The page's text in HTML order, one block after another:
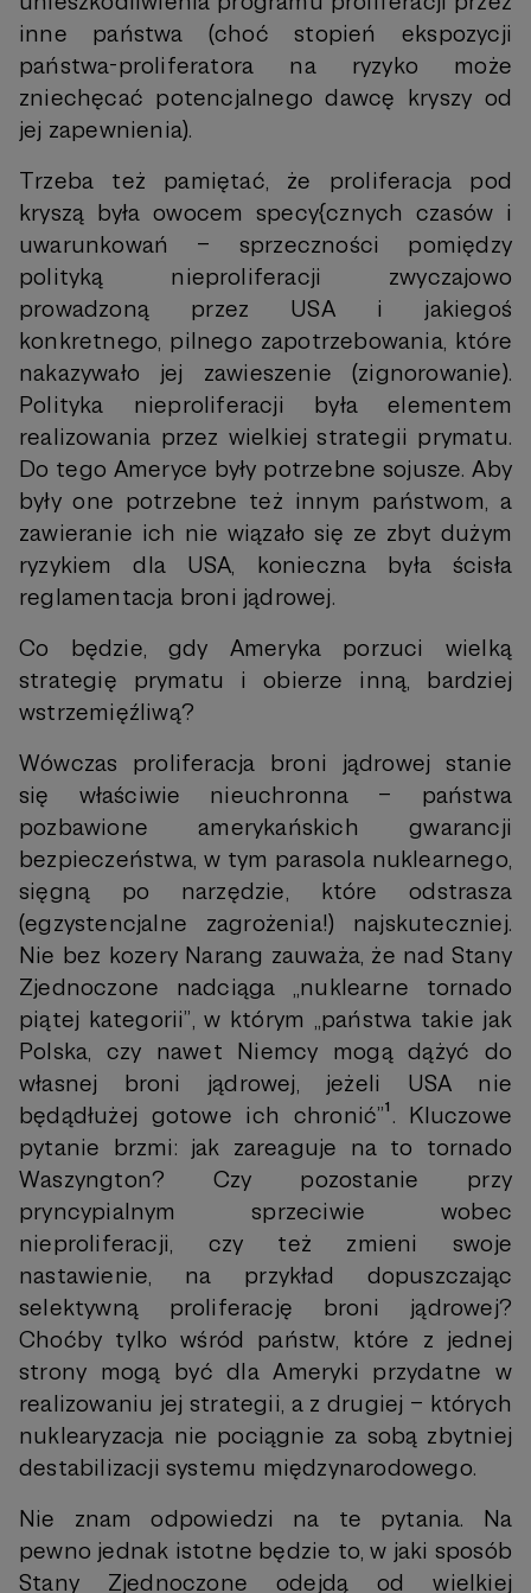
inne państwa (choć stopień ekspozycji
państwa-proliferatora na ryzyko może
zniechęcać potencjalnego dawcę kryszy od
jej zapewnienia).
Trzeba też pamiętać, że proliferacja pod
kryszą była owocem specy{cznych czasów i
uwarunkowań – sprzeczności pomiędzy
polityką nieproliferacji zwyczajowo
prowadzoną przez USA i jakiegoś
konkretnego, pilnego zapotrzebowania, które
nakazywało jej zawieszenie (zignorowanie).
Polityka nieproliferacji była elementem
realizowania przez wielkiej strategii prymatu.
Do tego Ameryce były potrzebne sojusze. Aby
były one potrzebne też innym państwom, a
zawieranie ich nie wiązało się ze zbyt dużym
ryzykiem dla USA, konieczna była ścisła
reglamentacja broni jądrowej.
Co będzie, gdy Ameryka porzuci wielką
strategię prymatu i obierze inną, bardziej
wstrzemięźliwą?
Wówczas proliferacja broni jądrowej stanie
się właściwie nieuchronna – państwa
pozbawione amerykańskich gwarancji
bezpieczeństwa, w tym parasola nuklearnego,
sięgną po narzędzie, które odstrasza
(egzystencjalne zagrożenia!) najskuteczniej.
Nie bez kozery Narang zauważa, że nad Stany
Zjednoczone nadciąga „nuklearne tornado
piątej kategorii”, w którym „państwa takie jak
Polska, czy nawet Niemcy mogą dążyć do
własnej broni jądrowej, jeżeli USA nie
będądłużej gotowe ich chronić”¹. Kluczowe
pytanie brzmi: jak zareaguje na to tornado
Waszyngton? Czy pozostanie przy
pryncypialnym sprzeciwie wobec
nieproliferacji, czy też zmieni swoje
nastawienie, na przykład dopuszczając
selektywną proliferację broni jądrowej?
Choćby tylko wśród państw, które z jednej
strony mogą być dla Ameryki przydatne w
realizowaniu jej strategii, a z drugiej – których
nuklearyzacja nie pociągnie za sobą zbytniej
destabilizacji systemu międzynarodowego.
Nie znam odpowiedzi na te pytania. Na
pewno jednak istotne będzie to, w jaki sposób
Stany Zjednoczone odejdą od wielkiej